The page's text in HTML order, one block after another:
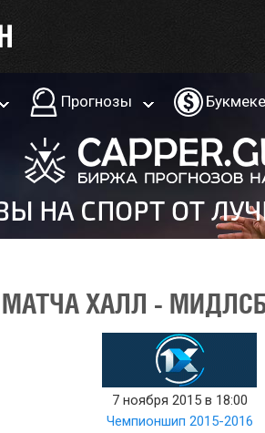
Прогнозы
ХАЛЛ -
7 ноября 2015 в 18:00
Чемпионшип 2015-2016